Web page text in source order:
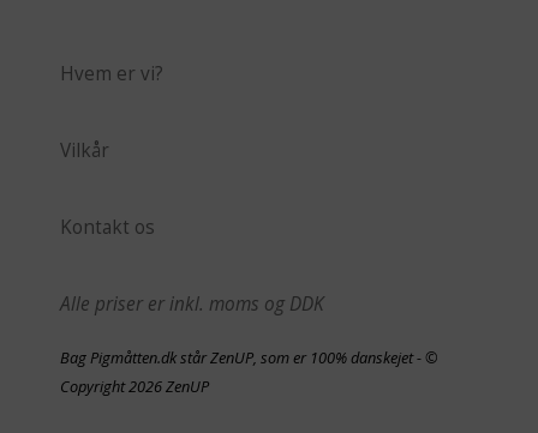
Hvem er vi?
Vilkår
Kontakt os
Alle priser er inkl. moms og DDK
Bag Pigmåtten.dk står ZenUP, som er 100% danskejet - ©
Copyright 2026 ZenUP